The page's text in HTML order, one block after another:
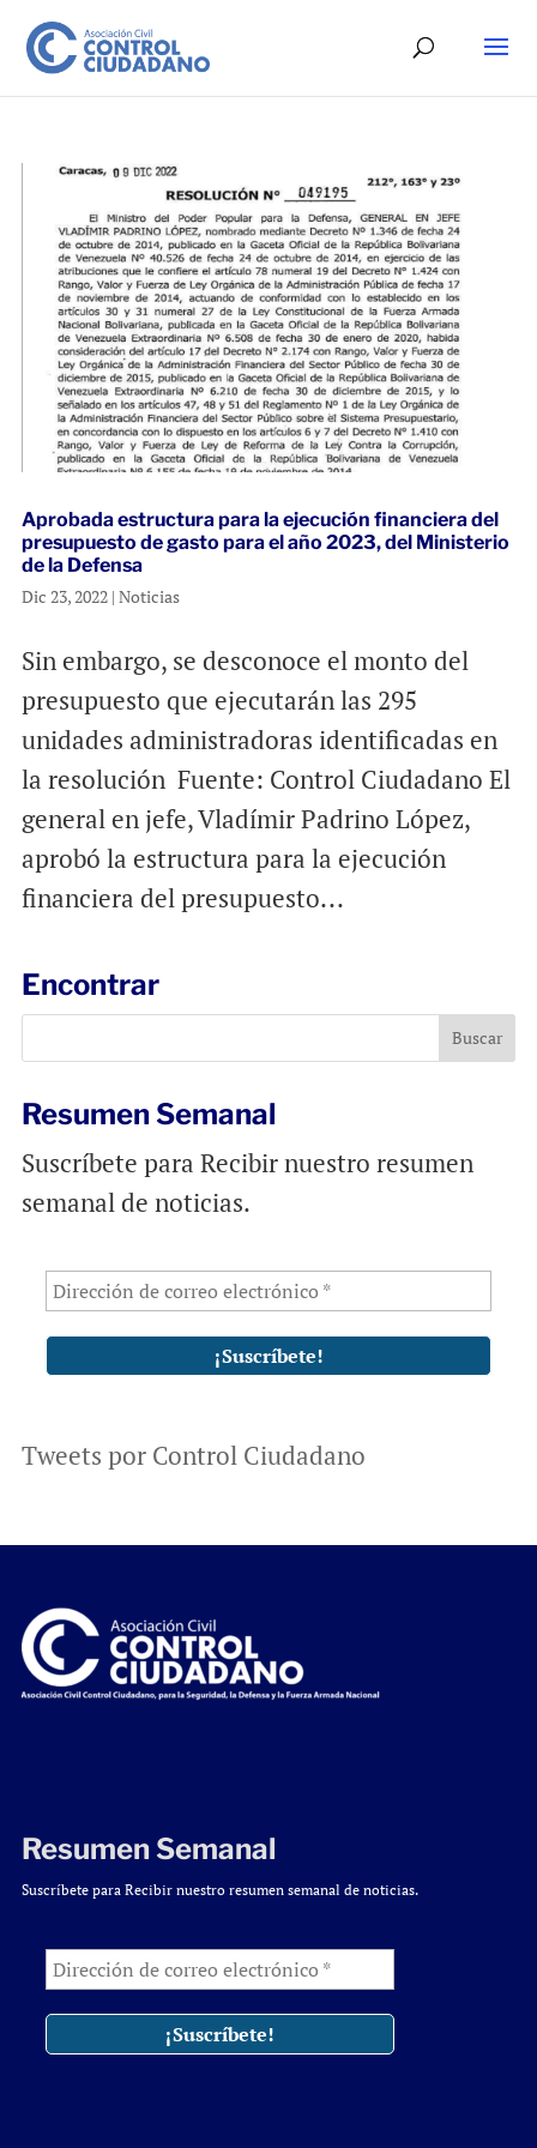
Aprobada estructura para la ejecución financiera del
presupuesto de gasto para el año 2023, del Ministerio
de la Defensa
Dic 23, 2022| Noticias
Sin embargo, se desconoce el monto del
presupuesto que ejecutarán las 295
unidades administradoras identificadas en
la resolución Fuente: Control Ciudadano El
general en jefe, Vladímir Padrino López,
aprobó la estructura para la ejecución
financiera del presupuesto...
Encontrar
Resumen Semanal
Suscríbete para Recibir nuestro resumen
semanal de noticias.
Tweets por Control Ciudadano
Resumen Semanal
Suscríbete para Recibir nuestro resumen semanal de noticias.